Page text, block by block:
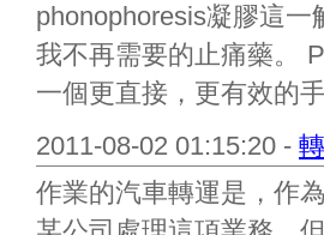
phonophoresis凝膠這
我不再需要的止痛藥。
一個更直接，更有效的
2011-08-02 01:15:20 -
作業的汽車轉運是，作